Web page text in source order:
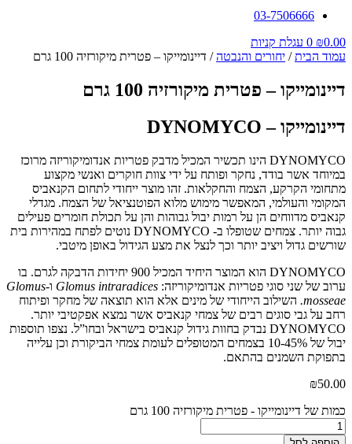
03-7506666
₪0.00
0 עגלת קניות
עמוד הבית/ יחורים והנבטה/ דיינומייקו – פטרית מיקורזיה 100 גרם
דיינומייקו – פטרית מיקורזיה 100 גרם
דיינומייקו – DYNOMYCO
DYNOMYCO הינו תכשיר המכיל מדבק פטריות אנדומיקוריזה מרוכז
במיוחד אשר בודד, נחקר ופותח על ידי צוות חוקרים ואנשי מקצוע
מתחומי הקרקע, הצמח והחקלאות. זהו מוצר ייחודי לתחום הקנאביס
המקומי והעולמי, המאפשר מימוש מלוא הפוטנציאל של הצמח. מגדלי
קנאביס מדווחים הן על רמות יבול גבוהות והן על תכולת חומרים פעילים
גבוה יותר. צמחים שטופלו ב- DYNOMYCO נוטים לפתח במהירות בית
שורשים גדול ויציב יותר וכך לנצל את מצע הגידול באופן מיטבי.
DYNOMYCO הוא המוצר היחיד המכיל 900 יחידות הדבקה לגרם. בו
ערוב של שני סוגי פטריות אנדומיקוריזה: Glomus intraradices ו-Glomus
mosseae. השילוב הייחודי של מינים אלא הוא תוצאה של מחקר ופיתוח
רחב על גבי סוגים רבים של צמחי קנאביס אשר נמצא אפקטיבי יותר.
DYNOMYCO נבדק בחוות גידול קנאביס בישראל ובחו”ל. נצפו תוספות
יבול של 10-45% בצמחים המטופלים לעומת צמחי הביקורת וכן עלייה
בתפוקת השמנים בהתאם.
₪50.00
כמות של דיינומייקו - פטרית מיקורזיה 100 גרם